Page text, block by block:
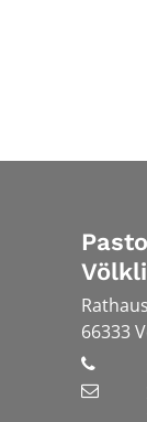
66333